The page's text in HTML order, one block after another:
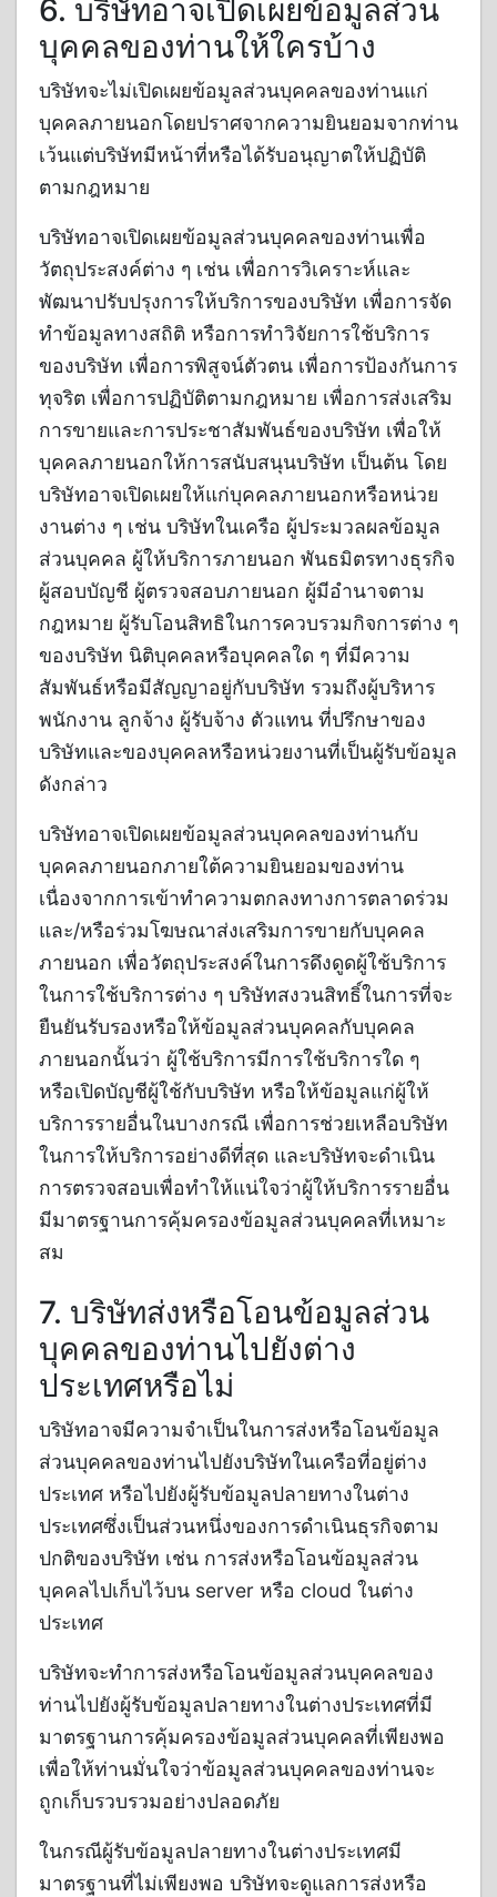
6. บริษัทอาจเปิดเผยข้อมูลส่วน
บุคคลของท่านให้ใครบ้าง
บริษัทจะไม่เปิดเผยข้อมูลส่วนบุคคลของท่านแก่
บุคคลภายนอกโดยปราศจากความยินยอมจากท่าน
เว้นแต่บริษัทมีหน้าที่หรือได้รับอนุญาตให้ปฏิบัติ
ตามกฎหมาย
บริษัทอาจเปิดเผยข้อมูลส่วนบุคคลของท่านเพื่อ
วัตถุประสงค์ต่าง ๆ เช่น เพื่อการวิเคราะห์และ
พัฒนาปรับปรุงการให้บริการของบริษัท เพื่อการจัด
ทำข้อมูลทางสถิติ หรือการทำวิจัยการใช้บริการ
ของบริษัท เพื่อการพิสูจน์ตัวตน เพื่อการป้องกันการ
ทุจริต เพื่อการปฏิบัติตามกฎหมาย เพื่อการส่งเสริม
การขายและการประชาสัมพันธ์ของบริษัท เพื่อให้
บุคคลภายนอกให้การสนับสนุนบริษัท เป็นต้น โดย
บริษัทอาจเปิดเผยให้แก่บุคคลภายนอกหรือหน่วย
งานต่าง ๆ เช่น บริษัทในเครือ ผู้ประมวลผลข้อมูล
ส่วนบุคคล ผู้ให้บริการภายนอก พันธมิตรทางธุรกิจ
ผู้สอบบัญชี ผู้ตรวจสอบภายนอก ผู้มีอำนาจตาม
กฎหมาย ผู้รับโอนสิทธิในการควบรวมกิจการต่าง ๆ
ของบริษัท นิติบุคคลหรือบุคคลใด ๆ ที่มีความ
สัมพันธ์หรือมีสัญญาอยู่กับบริษัท รวมถึงผู้บริหาร
พนักงาน ลูกจ้าง ผู้รับจ้าง ตัวแทน ที่ปรึกษาของ
บริษัทและของบุคคลหรือหน่วยงานที่เป็นผู้รับข้อมูล
ดังกล่าว
บริษัทอาจเปิดเผยข้อมูลส่วนบุคคลของท่านกับ
บุคคลภายนอกภายใต้ความยินยอมของท่าน
เนื่องจากการเข้าทำความตกลงทางการตลาดร่วม
และ/หรือร่วมโฆษณาส่งเสริมการขายกับบุคคล
ภายนอก เพื่อวัตถุประสงค์ในการดึงดูดผู้ใช้บริการ
ในการใช้บริการต่าง ๆ บริษัทสงวนสิทธิ์ในการที่จะ
ยืนยันรับรองหรือให้ข้อมูลส่วนบุคคลกับบุคคล
ภายนอกนั้นว่า ผู้ใช้บริการมีการใช้บริการใด ๆ
หรือเปิดบัญชีผู้ใช้กับบริษัท หรือให้ข้อมูลแก่ผู้ให้
บริการรายอื่นในบางกรณี เพื่อการช่วยเหลือบริษัท
ในการให้บริการอย่างดีที่สุด และบริษัทจะดำเนิน
การตรวจสอบเพื่อทำให้แน่ใจว่าผู้ให้บริการรายอื่น
มีมาตรฐานการคุ้มครองข้อมูลส่วนบุคคลที่เหมาะ
สม
7. บริษัทส่งหรือโอนข้อมูลส่วน
บุคคลของท่านไปยังต่าง
ประเทศหรือไม่
บริษัทอาจมีความจำเป็นในการส่งหรือโอนข้อมูล
ส่วนบุคคลของท่านไปยังบริษัทในเครือที่อยู่ต่าง
ประเทศ หรือไปยังผู้รับข้อมูลปลายทางในต่าง
ประเทศซึ่งเป็นส่วนหนึ่งของการดำเนินธุรกิจตาม
ปกติของบริษัท เช่น การส่งหรือโอนข้อมูลส่วน
บุคคลไปเก็บไว้บน server หรือ cloud ในต่าง
ประเทศ
บริษัทจะทำการส่งหรือโอนข้อมูลส่วนบุคคลของ
ท่านไปยังผู้รับข้อมูลปลายทางในต่างประเทศที่มี
มาตรฐานการคุ้มครองข้อมูลส่วนบุคคลที่เพียงพอ
เพื่อให้ท่านมั่นใจว่าข้อมูลส่วนบุคคลของท่านจะ
ถูกเก็บรวบรวมอย่างปลอดภัย
ในกรณีผู้รับข้อมูลปลายทางในต่างประเทศมี
มาตรฐานที่ไม่เพียงพอ บริษัทจะดูแลการส่งหรือ